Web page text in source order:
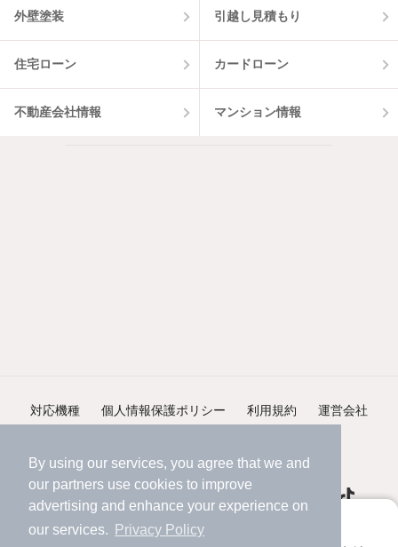
By using our services, you agree that we and
our partners use cookies to improve
advertising and enhance your experience on
our services.
Privacy Policy
アプリに切り替えて、サクサクお部屋探し
外壁塗装 引越し見積もり
住宅ローン カードローン
不動産会社情報 マンション情報
対応機種 個人情報保護ポリシー 利用規約 運営会社